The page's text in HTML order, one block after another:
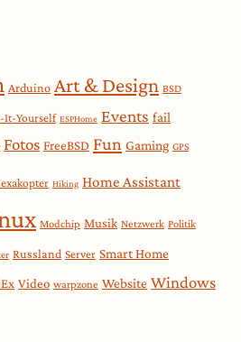
Arduino Art & Design BSD
It-Yourself ESPHome Events fail
Fotos FreeBSD Fun Gaming GPS
Hiking Home Assistant
Modchip Musik Netzwerk Politik
Russland Server Smart Home
Video warpzone Website Windows